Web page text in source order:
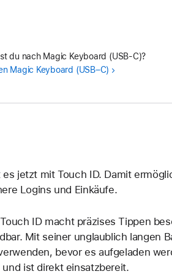
du nach Magic Keyboard (USB-C)?
Magic Keyboard (USB–C)
es jetzt mit Touch ID. Damit
Logins und Einkäufe.
ID macht präzises Tippen
Mit seiner unglaublich langen
bevor es aufgeladen
ist direkt einsatzbereit.